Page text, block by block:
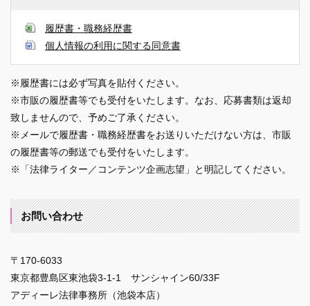
履歴書・職務経歴書
個人情報の利用に関する同意書
※履歴書には必ず写真を貼付ください。
※市販の履歴書等でも受付をいたします。なお、応募書類は返却
致しませんので、予めご了承ください。
※メールで履歴書・職務経歴書をお送りいただけない方は、市販
の履歴書等の郵送でも受付をいたします。
※「法律ライター／コンテンツ企画志望」と明記してください。
お問い合わせ
〒170-6033
東京都豊島区東池袋3-1-1 サンシャイン60/33F
アディーレ法律事務所（池袋本店）